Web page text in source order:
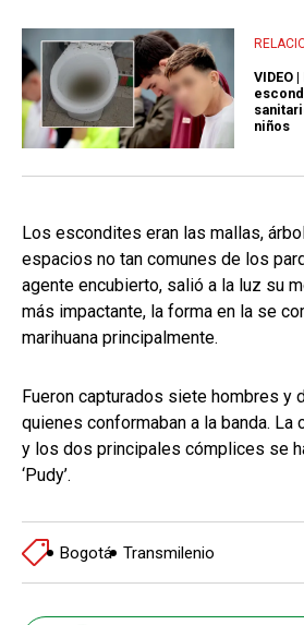
VIDEO
niños
Los escondites eran las mallas,
espacios no tan comunes de los
agente encubierto, salió a la luz su
más impactante, la forma en la se
marihuana principalmente.
Fueron capturados siete hombres y
quienes conformaban a la banda. La
y los dos principales cómplices se
‘Pudy’.
Bogotá Transmilenio